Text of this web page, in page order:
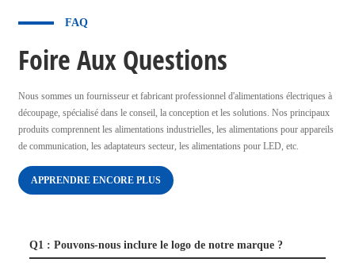
FAQ
Foire Aux Questions
Nous sommes un fournisseur et fabricant professionnel d'alimentations électriques à
découpage, spécialisé dans le conseil, la conception et les solutions. Nos principaux
produits comprennent les alimentations industrielles, les alimentations pour appareils
de communication, les adaptateurs secteur, les alimentations pour LED, etc.
APPRENDRE ENCORE PLUS
Q1 : Pouvons-nous inclure le logo de notre marque ?